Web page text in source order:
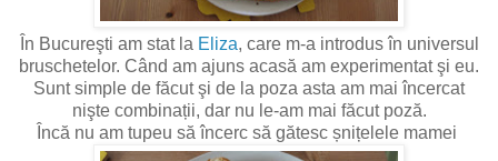
În Bucureşti am stat la Eliza, care m-a introdus în universul
bruschetelor. Când am ajuns acasă am experimentat şi eu.
Sunt simple de făcut şi de la poza asta am mai încercat
nişte combinații, dar nu le-am mai făcut poză.
Încă nu am tupeu să încerc să gătesc șnițelele mamei